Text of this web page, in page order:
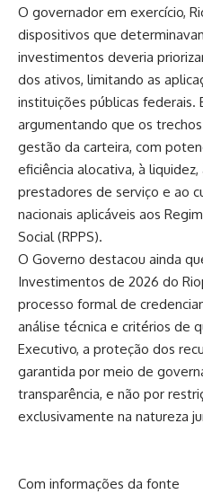
O governador em exercício,
dispositivos que
investimentos deveria
dos ativos, limitando as
instituições públicas federais.
argumentando que os
gestão da carteira, com
eficiência alocativa, à
prestadores de serviço e ao
nacionais aplicáveis aos
Social (RPPS).
O Governo destacou ainda
Investimentos de 2026 do
processo formal de
análise técnica e critérios de
Executivo, a proteção dos
garantida por meio de
transparência, e não por
exclusivamente na natureza
Com informações da fonte